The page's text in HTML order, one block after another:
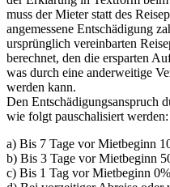
muss der Mieter statt des
angemessene Entschädigung
ursprünglich vereinbarten
berechnet, den die ersparten
was durch eine anderweitige
werden kann.
Den Entschädigungsanspruch
wie folgt pauschalisiert werden:
a) Bis 7 Tage vor Mietbeginn
b) Bis 3 Tage vor Mietbeginn
c) Bis 1 Tag vor Mietbeginn